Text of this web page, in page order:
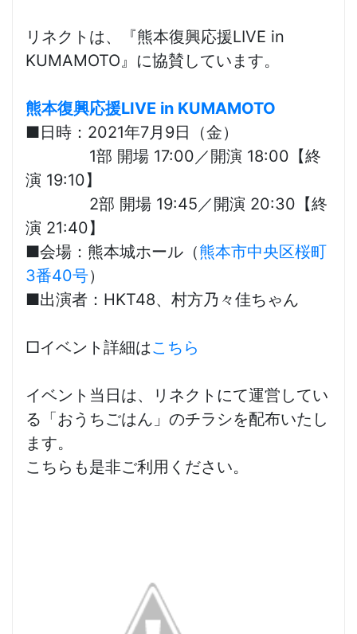
リネクトは、『熊本復興応援LIVE in
KUMAMOTO』に協賛しています。
熊本復興応援LIVE in KUMAMOTO
■日時：2021年7月9日（金）
1部 開場 17:00／開演 18:00【終
演 19:10】
2部 開場 19:45／開演 20:30【終
演 21:40】
■会場：熊本城ホール（熊本市中央区桜町
3番40号）
■出演者：HKT48、村方乃々佳ちゃん
□イベント詳細はこちら
イベント当日は、リネクトにて運営してい
る「おうちごはん」のチラシを配布いたし
ます。
こちらも是非ご利用ください。